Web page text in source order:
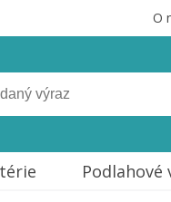
O
Podlahové